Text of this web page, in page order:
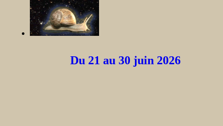
Du 21 au 30 juin 2026